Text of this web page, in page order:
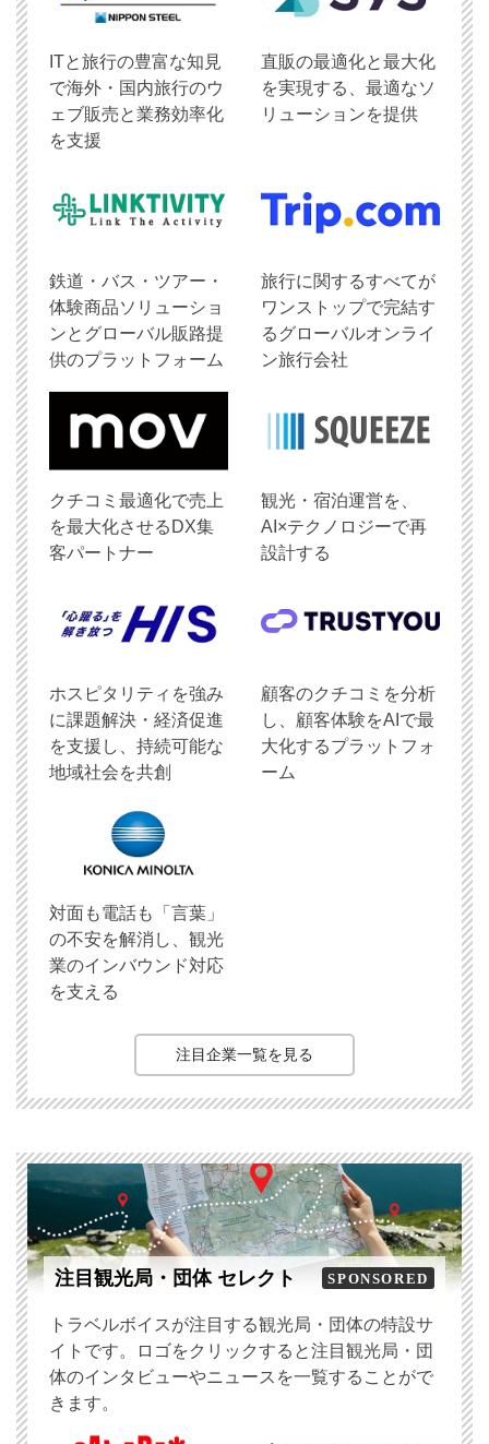
ITと旅行の豊富な知見
で海外・国内旅行のウ
ェブ販売と業務効率化
を支援
直販の最適化と最大化
を実現する、最適なソ
リューションを提供
鉄道・バス・ツアー・
体験商品ソリューショ
ンとグローバル販路提
供のプラットフォーム
旅行に関するすべてが
ワンストップで完結す
るグローバルオンライ
ン旅行会社
クチコミ最適化で売上
を最大化させるDX集
客パートナー
観光・宿泊運営を、
AI×テクノロジーで再
設計する
ホスピタリティを強み
に課題解決・経済促進
を支援し、持続可能な
地域社会を共創
顧客のクチコミを分析
し、顧客体験をAIで最
大化するプラットフォ
ーム
対面も電話も「言葉」
の不安を解消し、観光
業のインバウンド対応
を支える
注目企業一覧を見る
注目観光局・団体 セレクト SPONSORED
トラベルボイスが注目する観光局・団体の特設サ
イトです。ロゴをクリックすると注目観光局・団
体のインタビューやニュースを一覧することがで
きます。